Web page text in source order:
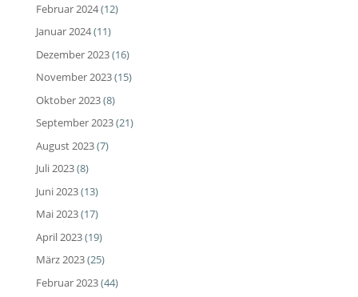
Februar 2024(12)
Januar 2024(11)
Dezember 2023(16)
November 2023(15)
Oktober 2023(8)
September 2023(21)
August 2023(7)
Juli 2023(8)
Juni 2023(13)
Mai 2023(17)
April 2023(19)
März 2023(25)
Februar 2023(44)